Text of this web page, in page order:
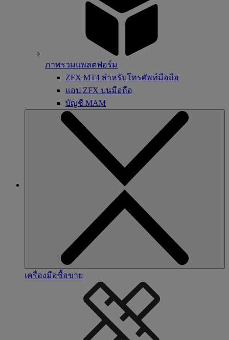
ภาพรวมแพลตฟอร์ม
ZFX MT4 สำหรับโทรศัพท์มือถือ
แอป ZFX บนมือถือ
บัญชี MAM
เครื่องมือซื้อขาย